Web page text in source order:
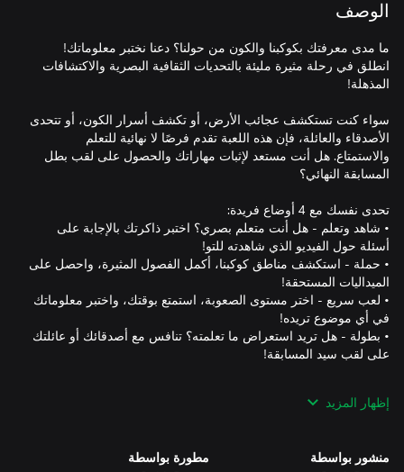
الوصف
ما مدى معرفتك بكوكبنا والكون من حولنا؟ دعنا نختبر معلوماتك!
انطلق في رحلة مثيرة مليئة بالتحديات الثقافية البصرية والاكتشافات
سواء كنت تستكشف عجائب الأرض، أو تكشف أسرار الكون، أو تتحدى
الأصدقاء والعائلة، فإن هذه اللعبة تقدم فرصًا لا نهائية للتعلم
والاستمتاع. هل أنت مستعد لإثبات مهاراتك والحصول على لقب بطل
• شاهد وتعلم - هل أنت متعلم بصري؟ اختبر ذاكرتك بالإجابة على
• حملة - استكشف مناطق كوكبنا، أكمل الفصول المثيرة، واحصل على
• لعب سريع - اختر مستوى الصعوبة، استمتع بوقتك، واختبر معلوماتك
• بطولة - هل تريد استعراض ما تعلمته؟ تنافس مع أصدقائك أو عائلتك
إظهار المزيد
منشور بواسطة مطورة بواسطة